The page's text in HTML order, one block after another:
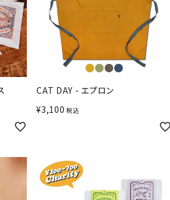
CAT DAY - エプロン
¥3,100 税込